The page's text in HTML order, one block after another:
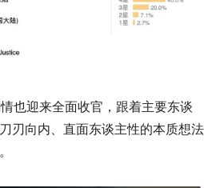
也迎来全面收官，跟着主要东谈
刃向内、直面东谈主性的本质想法